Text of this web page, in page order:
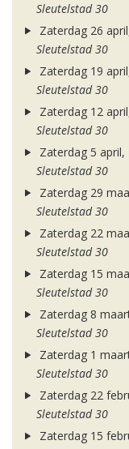
Sleutelstad 30
Zaterdag 26
Sleutelstad 30
Zaterdag 19
Sleutelstad 30
Zaterdag 12
Sleutelstad 30
Zaterdag 5 april,
Sleutelstad 30
Zaterdag 29
Sleutelstad 30
Zaterdag 22
Sleutelstad 30
Zaterdag 15
Sleutelstad 30
Zaterdag 8
Sleutelstad 30
Zaterdag 1
Sleutelstad 30
Zaterdag 22
Sleutelstad 30
Zaterdag 15